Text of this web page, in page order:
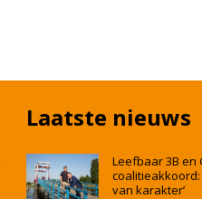
Laatste nieuws
Leefbaar 3B en
coalitieakkoord:
van karakter’